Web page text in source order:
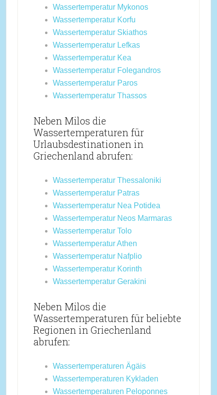
Wassertemperatur Mykonos
Wassertemperatur Korfu
Wassertemperatur Skiathos
Wassertemperatur Lefkas
Wassertemperatur Kea
Wassertemperatur Folegandros
Wassertemperatur Paros
Wassertemperatur Thassos
Neben Milos die
Wassertemperaturen für
Urlaubsdestinationen in
Griechenland abrufen:
Wassertemperatur Thessaloniki
Wassertemperatur Patras
Wassertemperatur Nea Potidea
Wassertemperatur Neos Marmaras
Wassertemperatur Tolo
Wassertemperatur Athen
Wassertemperatur Nafplio
Wassertemperatur Korinth
Wassertemperatur Gerakini
Neben Milos die
Wassertemperaturen für beliebte
Regionen in Griechenland
abrufen:
Wassertemperaturen Ägäis
Wassertemperaturen Kykladen
Wassertemperaturen Peloponnes